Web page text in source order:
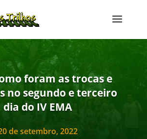
foram as trocas e
no segundo e terceiro
dia do IV EMA
de setembro, 2022